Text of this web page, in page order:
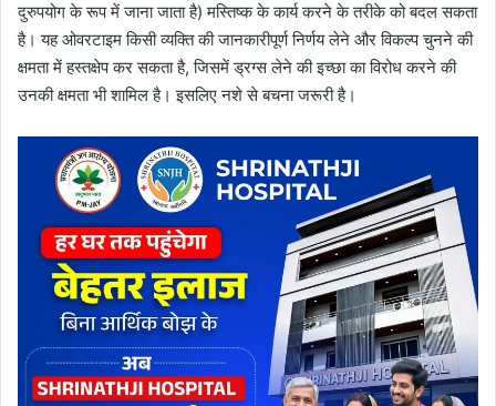
दुरुपयोग के रूप में जाना जाता है) मस्तिष्क के कार्य करने के तरीके को बदल सकता
है। यह ओवरटाइम किसी व्यक्ति की जानकारीपूर्ण निर्णय लेने और विकल्प चुनने की
क्षमता में हस्तक्षेप कर सकता है, जिसमें ड्रग्स लेने की इच्छा का विरोध करने की
उनकी क्षमता भी शामिल है। इसलिए नशे से बचना जरूरी है।